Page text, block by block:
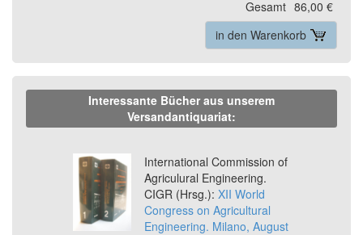
Gesamt 86,00 €
in den Warenkorb
Interessante Bücher aus unserem
Versandantiquariat:
International Commission of
Agriculural Engineering.
CIGR (Hrsg.): XII World
Congress on Agricultural
Engineering. Milano, August
Previous